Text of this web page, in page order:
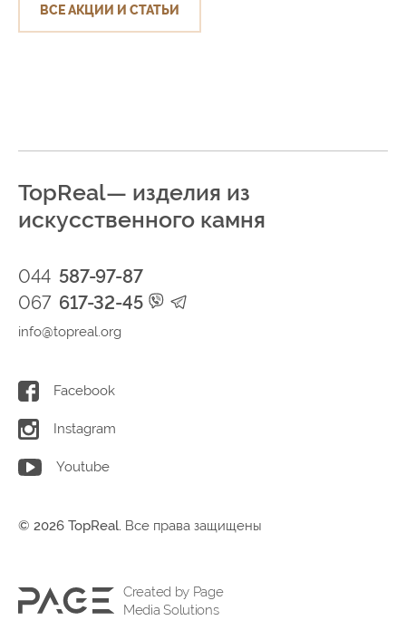
ВСЕ АКЦИИ И СТАТЬИ
TopReal— изделия из
искусственного камня
044 587-97-87
067 617-32-45
info@topreal.org
Facebook
Instagram
Youtube
© 2026 TopReal. Все права защищены
Created by Page
Media Solutions